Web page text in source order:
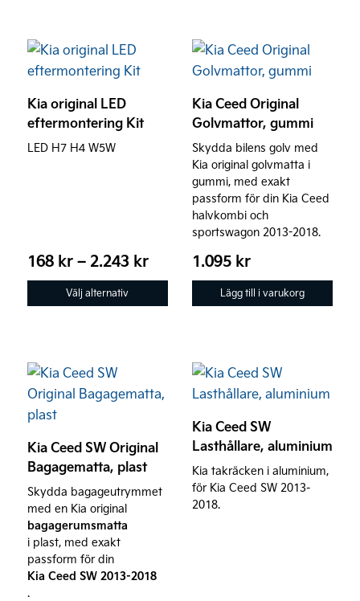
Kia original LED
eftermontering Kit
LED H7 H4 W5W
168 kr – 2.243 krPrisintervall:
168 kr
Välj alternativ
Den
här
har
flera
varianter.
väljas
på
produktsidan
Kia Ceed Original
Golvmattor, gummi
Skydda bilens golv med
Kia original golvmatta i
gummi, med exakt
passform för din Kia Ceed
halvkombi och
sportswagon 2013-2018.
1.095 kr
Lägg till i varukorg
Kia Ceed SW Original
Bagagematta, plast
Skydda bagageutrymmet
med en Kia original
bagagerumsmatta
i plast, med exakt
passform för din
Kia Ceed SW 2013-2018
.
Kia Ceed SW
Lasthållare, aluminium
Kia takräcken i aluminium,
för Kia Ceed SW 2013-
2018.
Den
här
har
flera
varianter.
De